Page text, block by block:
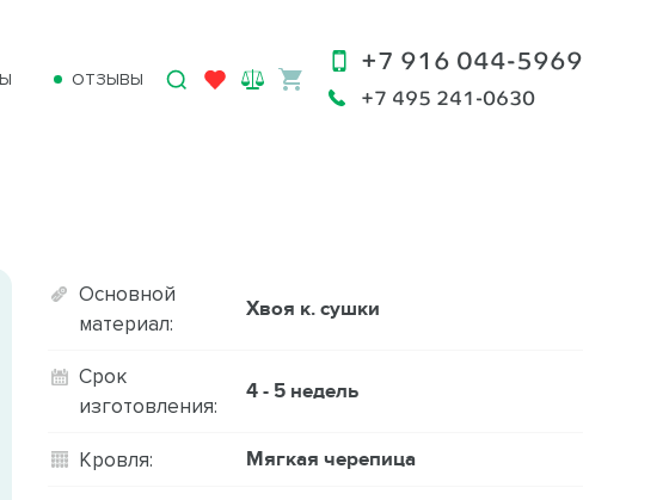
ОТЗЫВЫ
+7 916 044-5969
+7 495 241-0630
Основной
материал:
Хвоя к. сушки
Срок
изготовления:
4 - 5 недель
Кровля: Мягкая черепица